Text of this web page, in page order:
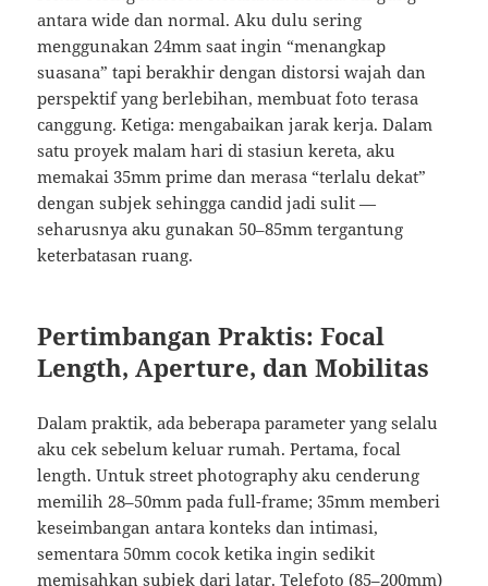
antara wide dan normal. Aku dulu sering
menggunakan 24mm saat ingin “menangkap
suasana” tapi berakhir dengan distorsi wajah dan
perspektif yang berlebihan, membuat foto terasa
canggung. Ketiga: mengabaikan jarak kerja. Dalam
satu proyek malam hari di stasiun kereta, aku
memakai 35mm prime dan merasa “terlalu dekat”
dengan subjek sehingga candid jadi sulit —
seharusnya aku gunakan 50–85mm tergantung
keterbatasan ruang.
Pertimbangan Praktis: Focal
Length, Aperture, dan Mobilitas
Dalam praktik, ada beberapa parameter yang selalu
aku cek sebelum keluar rumah. Pertama, focal
length. Untuk street photography aku cenderung
memilih 28–50mm pada full-frame; 35mm memberi
keseimbangan antara konteks dan intimasi,
sementara 50mm cocok ketika ingin sedikit
memisahkan subjek dari latar. Telefoto (85–200mm)